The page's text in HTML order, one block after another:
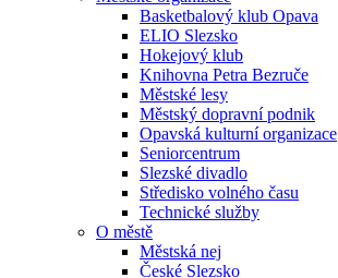
Basketbalový klub Opava
ELIO Slezsko
Hokejový klub
Knihovna Petra Bezruče
Městské lesy
Městský dopravní podnik
Opavská kulturní organizace
Seniorcentrum
Slezské divadlo
Středisko volného času
Technické služby
O městě
Městská nej
České Slezsko